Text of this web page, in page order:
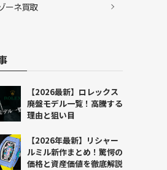
ーネ買取
【2026最新】ロレックス
廃盤モデル一覧！高騰する
理由と狙い目
【2026年最新】リシャー
ルミル新作まとめ！驚愕の
価格と資産価値を徹底解説